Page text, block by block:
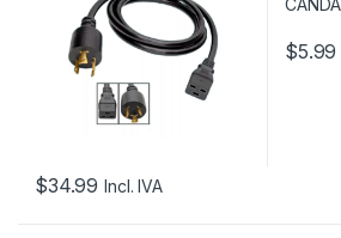
$34.99 Incl. IVA
$5.99